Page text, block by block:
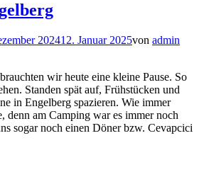
202412. Januar 2025von admin
wir heute eine kleine Pause. So
Standen spät auf, Frühstücken und
in Engelberg spazieren. Wie immer
denn am Camping war es immer noch
sogar noch einen Döner bzw. Cevapcici